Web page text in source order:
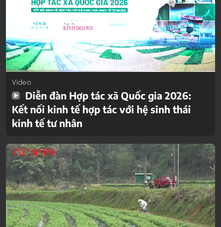
Video
Diễn đàn Hợp tác xã Quốc gia 2026:
Kết nối kinh tế hợp tác với hệ sinh thái
kinh tế tư nhân